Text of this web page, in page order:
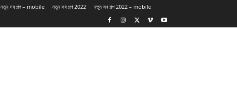
নতুন সব গল্প – mobile নতুন সব গল্প 2022 নতুন সব গল্প 2022 – mobile